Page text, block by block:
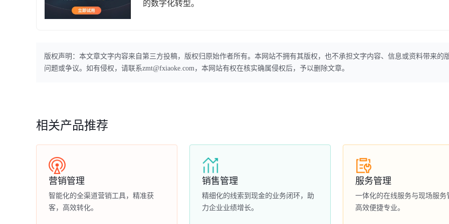
的数字化转型。
版权声明：本文章文字内容来自第三方投稿，版权归原始作者所有。本网站不拥有其版权，也不承担文字内容、信息或资料带来的
问题或争议。如有侵权，请联系zmt@fxiaoke.com，本网站有权在核实确属侵权后，予以删除文章。
相关产品推荐
营销管理
智能化的全渠道营销工具，精准获
客，高效转化。
销售管理
精细化的线索到现金的业务闭环，助
力企业业绩增长。
服务管理
一体化的在线服务与现场服务
高效便捷专业。